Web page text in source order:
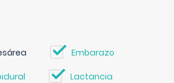
Embarazo
Lactancia